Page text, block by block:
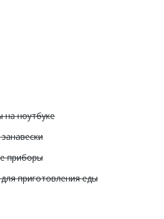
ноутбуке
приборы
приготовления еды